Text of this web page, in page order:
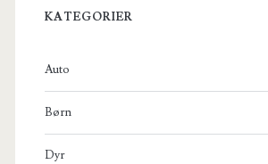
KATEGORIER
Auto
Børn
Dyr